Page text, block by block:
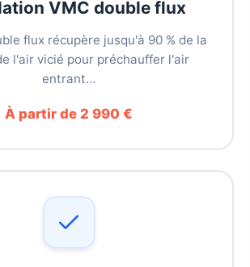
VMC double flux
flux récupère jusqu'à 90 % de la
l'air vicié pour préchauffer l'air
entrant…
À partir de 2 990 €